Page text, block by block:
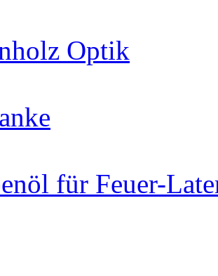
Optik
für Feuer-